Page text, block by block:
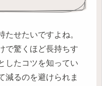
たせたいですよね。
で驚くほど長持ちす
したコツを知ってい
減るのを避けられま